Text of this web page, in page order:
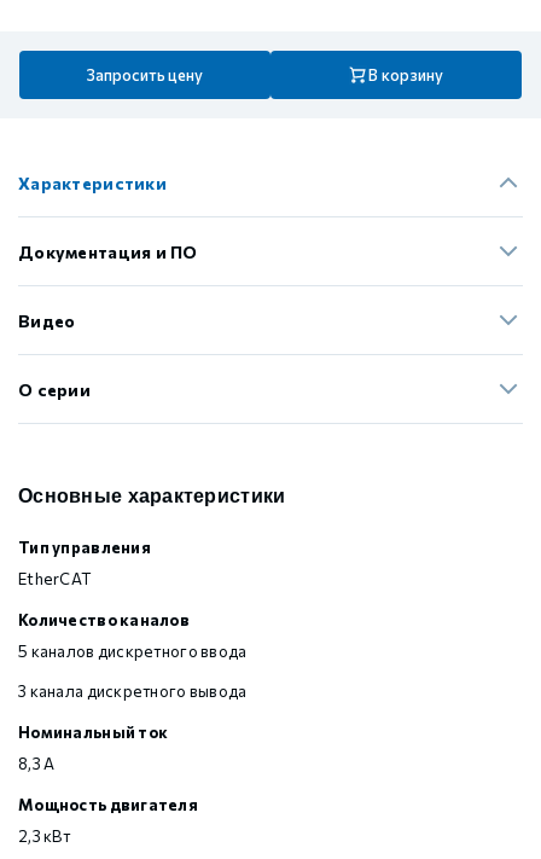
Запросить цену В корзину
Характеристики
Документация и ПО
Видео
О серии
Основные характеристики
Тип управления
EtherCAT
Количество каналов
5 каналов дискретного ввода
3 канала дискретного вывода
Номинальный ток
8,3 А
Мощность двигателя
2,3 кВт